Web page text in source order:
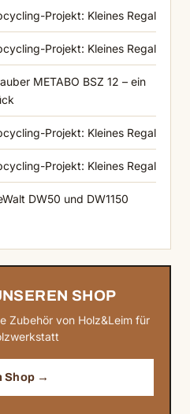
Projekt: Kleines Regal
Projekt: Kleines Regal
METABO BSZ 12 – ein
Projekt: Kleines Regal
Projekt: Kleines Regal
DW50 und DW1150
SHOP
Zubehör von Holz&Leim für
Shop →